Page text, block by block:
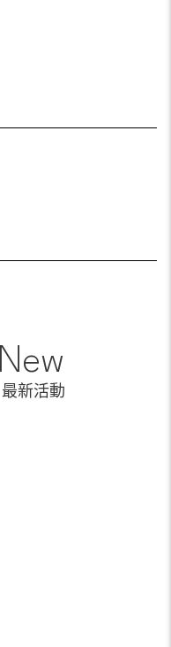
最新活動